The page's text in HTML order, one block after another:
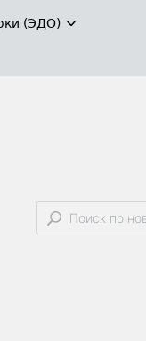
(ЭДО)